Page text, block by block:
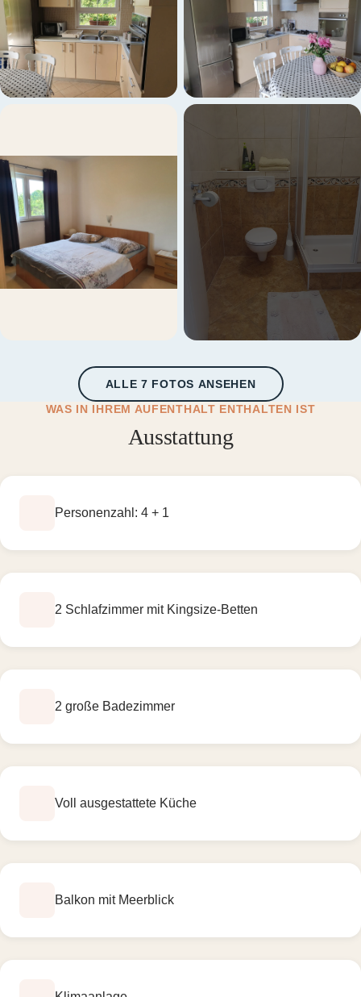
ALLE 7 FOTOS ANSEHEN
WAS IN IHREM AUFENTHALT ENTHALTEN IST
Ausstattung
Personenzahl: 4 + 1
2 Schlafzimmer mit Kingsize-Betten
2 große Badezimmer
Voll ausgestattete Küche
Balkon mit Meerblick